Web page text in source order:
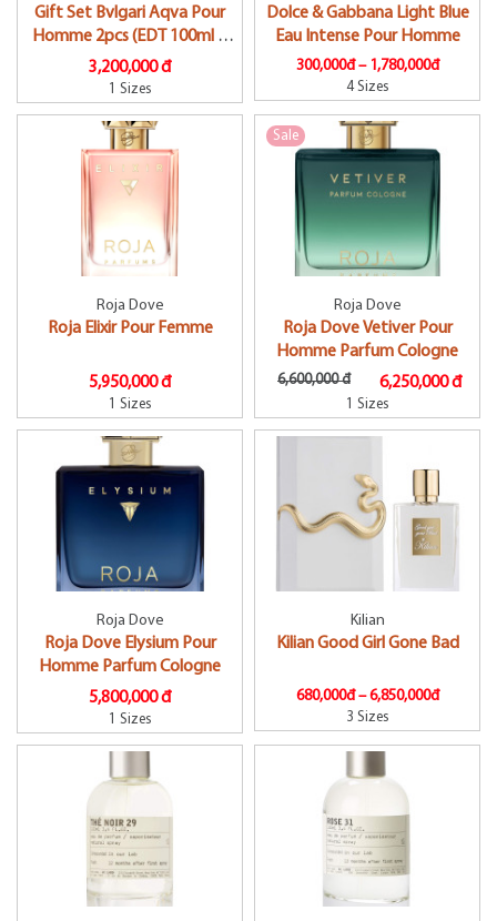
Gift Set Bvlgari Aqva Pour
Homme 2pcs (EDT 100ml &
Lăn Khử Mùi 75ml)
3,200,000 đ
1 Sizes
Dolce & Gabbana Light Blue
Eau Intense Pour Homme
300,000đ – 1,780,000đ
4 Sizes
Roja Dove
Roja Elixir Pour Femme
5,950,000 đ
1 Sizes
Roja Dove
Roja Dove Vetiver Pour
Homme Parfum Cologne
6,600,000 đ 6,250,000 đ
1 Sizes
Sale
Roja Dove
Roja Dove Elysium Pour
Homme Parfum Cologne
5,800,000 đ
1 Sizes
Kilian
Kilian Good Girl Gone Bad
680,000đ –6,850,000đ
3 Sizes